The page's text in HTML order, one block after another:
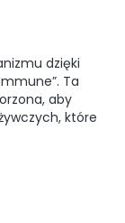
dzięki
Ta
aby
które